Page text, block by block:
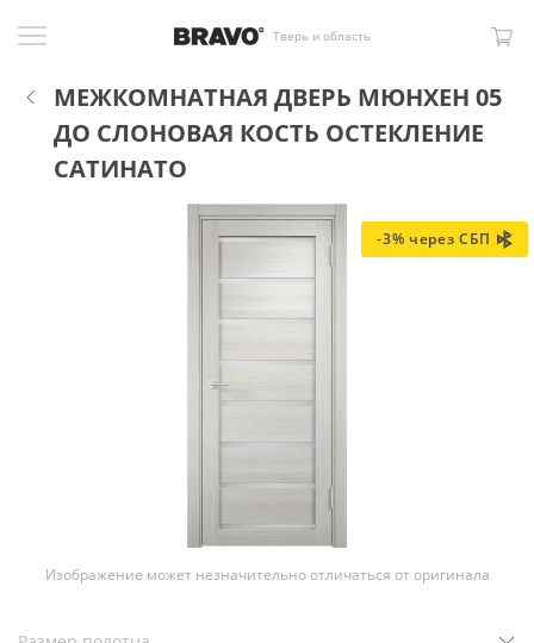
Тверь и область
МЕЖКОМНАТНАЯ ДВЕРЬ МЮНХЕН 05
ДО СЛОНОВАЯ КОСТЬ ОСТЕКЛЕНИЕ
САТИНАТО
-3% через СБП
Изображение может незначительно отличаться от оригинала